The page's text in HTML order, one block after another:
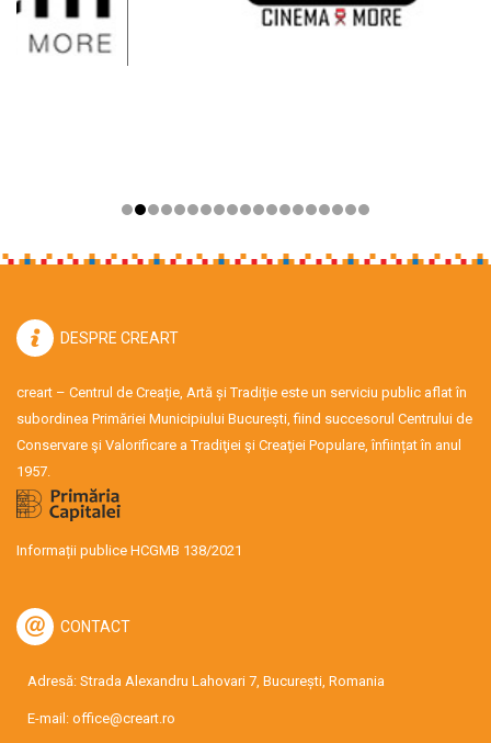
DESPRE CREART
creart – Centrul de Creație, Artă și Tradiție este un serviciu public aflat în
subordinea Primăriei Municipiului București, fiind succesorul Centrului de
Conservare şi Valorificare a Tradiţiei şi Creaţiei Populare, înființat în anul
1957.
Informații publice HCGMB 138/2021
CONTACT
Adresă: Strada Alexandru Lahovari 7, București, Romania
E-mail: office@creart.ro